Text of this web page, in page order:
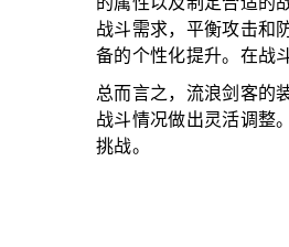
战斗需求，平衡攻击和
备的个性化提升。在战
总而言之，流浪剑客的
战斗情况做出灵活调整
挑战。